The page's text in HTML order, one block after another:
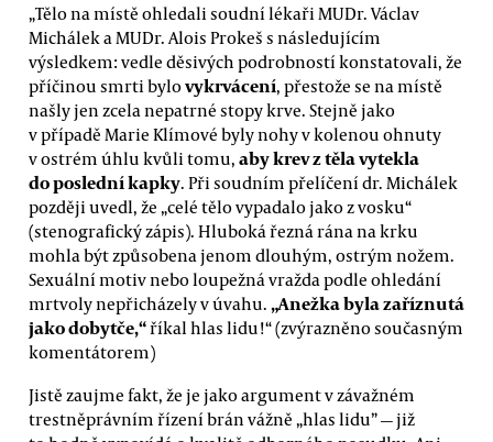
„Tělo na místě ohledali soudní lékaři MUDr. Václav
Michálek a MUDr. Alois Prokeš s následujícím
výsledkem: vedle děsivých podrobností konstatovali, že
příčinou smrti bylovykrvácení, přestože se na místě
našly jen zcela nepatrné stopy krve. Stejně jako
v případě Marie Klímové byly nohy v kolenou ohnuty
v ostrém úhlu kvůli tomu, aby krev z těla vytekla
do poslední kapky. Při soudním přelíčení dr. Michálek
později uvedl, že „celé tělo vypadalo jako z vosku“
(stenografický zápis). Hluboká řezná rána na krku
mohla být způsobena jenom dlouhým, ostrým nožem.
Sexuální motiv nebo loupežná vražda podle ohledání
mrtvoly nepřicházely v úvahu. „Anežka byla zaříznutá
jako dobytče,“říkal hlas lidu!“ (zvýrazněno současným
komentátorem)
Jistě zaujme fakt, že je jako argument v závažném
trestněprávním řízení brán vážně „hlas lidu”—již